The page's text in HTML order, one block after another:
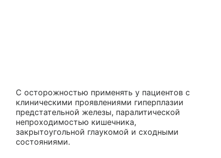
С осторожностью применять у пациентов с
клиническими проявлениями гиперплазии
предстательной железы, паралитической
непроходимостью кишечника,
закрытоугольной глаукомой и сходными
состояниями.